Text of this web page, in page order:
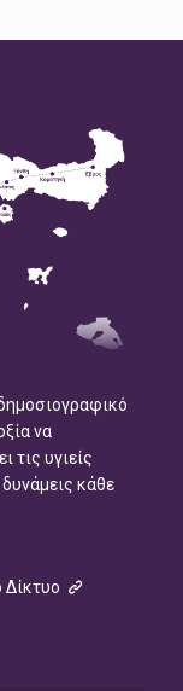
να
τις υγιείς
κάθε
Δίκτυο